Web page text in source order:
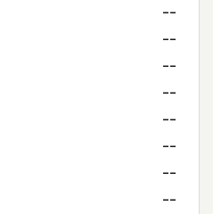
--
--
--
--
--
--
--
--